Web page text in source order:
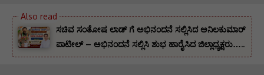
ಸಚಿವ ಸಂತೋಷ ಲಾಡ್ ಗೆ ಅಭಿನಂದನೆ ಸಲ್ಲಿಸಿದ ಅನಿಲಕುಮಾರ್
ಪಾಟೀಲ್ – ಅಭಿನಂದನೆ ಸಲ್ಲಿಸಿ ಶುಭ ಹಾರೈಸಿದ ಜಿಲ್ಲಾಧ್ಯಕ್ಷರು…..